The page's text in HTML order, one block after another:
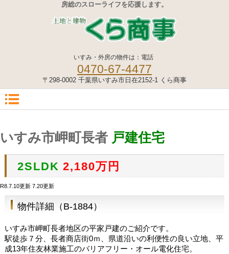
房総のスローライフを応援します。
いすみ・外房の物件は：電話
0470-67-4477
〒298-0002 千葉県いすみ市日在2152-1 くら商事
いすみ市岬町長者 戸建住宅
2SLDK 2,180万円
R8.7.10更新 7.20更新
物件詳細（B-1884）
いすみ市岬町長者地区の平家戸建のご紹介です。
駅徒歩７分、長者商店街0ｍ、県道沿いの利便性の良い立地、平
成13年住友林業施工のバリアフリー・オール電化住宅。